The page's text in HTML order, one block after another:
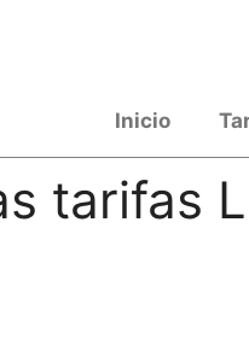
Inicio
tarifas